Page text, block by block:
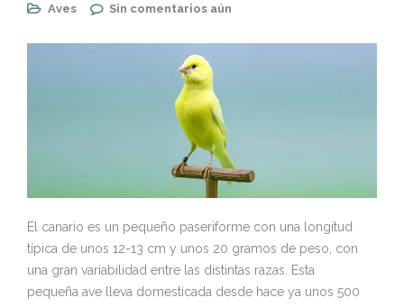
Aves Sin comentarios aún
El canario es un pequeño paseriforme con una longitud
típica de unos 12-13 cm y unos 20 gramos de peso, con
una gran variabilidad entre las distintas razas. Esta
pequeña ave lleva domesticada desde hace ya unos 500